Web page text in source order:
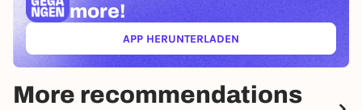
more!
APP HERUNTERLADEN(ÖFFNET IN NEUEM TAB)
More recommendations